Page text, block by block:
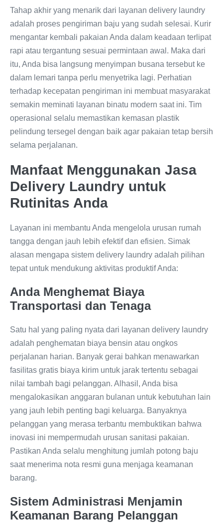
Tahap akhir yang menarik dari layanan delivery laundry
adalah proses pengiriman baju yang sudah selesai. Kurir
mengantar kembali pakaian Anda dalam keadaan terlipat
rapi atau tergantung sesuai permintaan awal. Maka dari
itu, Anda bisa langsung menyimpan busana tersebut ke
dalam lemari tanpa perlu menyetrika lagi. Perhatian
terhadap kecepatan pengiriman ini membuat masyarakat
semakin meminati layanan binatu modern saat ini. Tim
operasional selalu memastikan kemasan plastik
pelindung tersegel dengan baik agar pakaian tetap bersih
selama perjalanan.
Manfaat Menggunakan Jasa
Delivery Laundry untuk
Rutinitas Anda
Layanan ini membantu Anda mengelola urusan rumah
tangga dengan jauh lebih efektif dan efisien. Simak
alasan mengapa sistem delivery laundry adalah pilihan
tepat untuk mendukung aktivitas produktif Anda:
Anda Menghemat Biaya
Transportasi dan Tenaga
Satu hal yang paling nyata dari layanan delivery laundry
adalah penghematan biaya bensin atau ongkos
perjalanan harian. Banyak gerai bahkan menawarkan
fasilitas gratis biaya kirim untuk jarak tertentu sebagai
nilai tambah bagi pelanggan. Alhasil, Anda bisa
mengalokasikan anggaran bulanan untuk kebutuhan lain
yang jauh lebih penting bagi keluarga. Banyaknya
pelanggan yang merasa terbantu membuktikan bahwa
inovasi ini mempermudah urusan sanitasi pakaian.
Pastikan Anda selalu menghitung jumlah potong baju
saat menerima nota resmi guna menjaga keamanan
barang.
Sistem Administrasi Menjamin
Keamanan Barang Pelanggan